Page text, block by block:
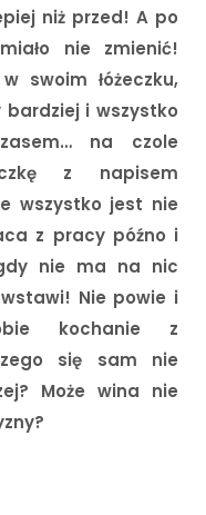
niż przed! A po
nie zmienić!
swoim łóżeczku,
bardziej i wszystko
na czole
z napisem
wszystko jest nie
z pracy późno i
nie ma na nic
Nie powie i
kochanie z
się sam nie
Może wina nie